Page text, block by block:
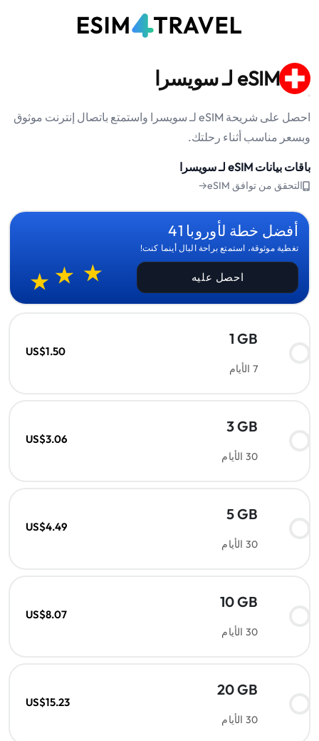
eSIM لـ سويسرا
احصل على شريحة eSIM لـ سويسرا واستمتع باتصال إنترنت موثوق
وبسعر مناسب أثناء رحلتك.
باقات بيانات eSIM لـ سويسرا
التحقق من توافق eSIM→
أفضل خطة لأوروبا 41
تغطية موثوقة، استمتع براحة البال أينما كنت!
احصل عليه
1 GB
7 الأيام
US$1.50
3 GB
30 الأيام
US$3.06
5 GB
30 الأيام
US$4.49
10 GB
30 الأيام
US$8.07
20 GB
30 الأيام
US$15.23